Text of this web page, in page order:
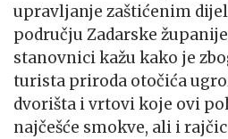
upravljanje zaštićenim
području Zadarske
stanovnici kažu kako je
turista priroda otočića
dvorišta i vrtovi koje ovi
najčešće smokve, ali i